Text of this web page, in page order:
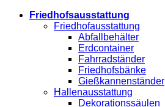
Friedhofsausstattung
Friedhofausstattung
Abfallbehälter
Erdcontainer
Fahrradständer
Friedhofsbänke
Gießkannenständer
Hallenausstattung
Dekorationssäulen